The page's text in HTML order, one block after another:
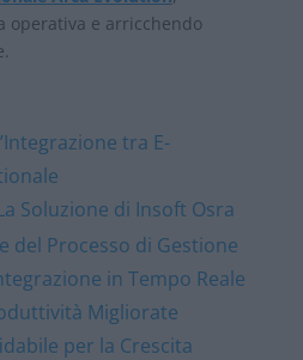
operativa e arricchendo
tra E-
Soluzione di Insoft Osra
del Processo di Gestione
in Tempo Reale
Migliorate
per la Crescita